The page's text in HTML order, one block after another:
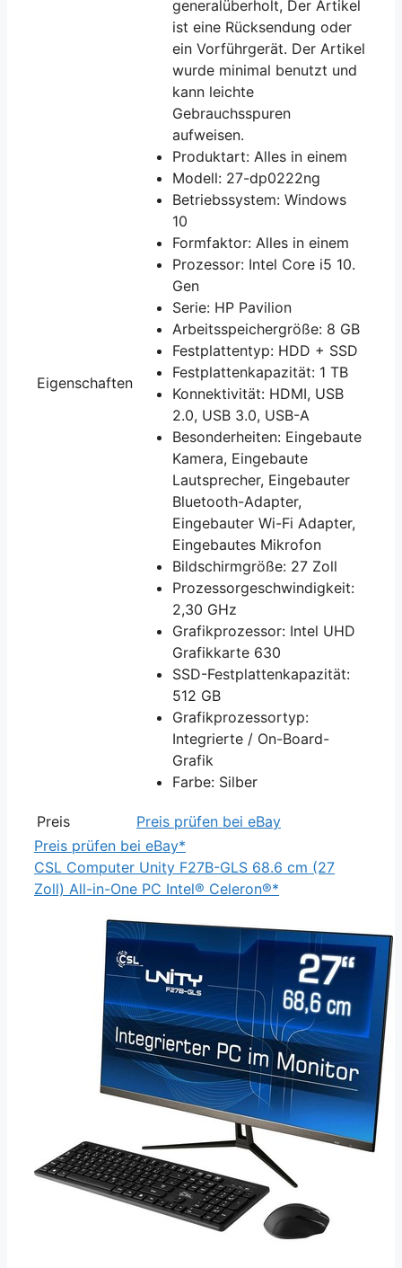
Eigenschaften
generalüberholt, Der Artikel
ist eine Rücksendung oder
ein Vorführgerät. Der Artikel
wurde minimal benutzt und
kann leichte
Gebrauchsspuren
aufweisen.
Produktart: Alles in einem
Modell: 27-dp0222ng
Betriebssystem: Windows
10
Formfaktor: Alles in einem
Prozessor: Intel Core i5 10.
Gen
Serie: HP Pavilion
Arbeitsspeichergröße: 8 GB
Festplattentyp: HDD + SSD
Festplattenkapazität: 1 TB
Konnektivität: HDMI, USB
2.0, USB 3.0, USB-A
Besonderheiten: Eingebaute
Kamera, Eingebaute
Lautsprecher, Eingebauter
Bluetooth-Adapter,
Eingebauter Wi-Fi Adapter,
Eingebautes Mikrofon
Bildschirmgröße: 27 Zoll
Prozessorgeschwindigkeit:
2,30 GHz
Grafikprozessor: Intel UHD
Grafikkarte 630
SSD-Festplattenkapazität:
512 GB
Grafikprozessortyp:
Integrierte / On-Board-
Grafik
Farbe: Silber
Preis
Preis prüfen bei eBay
Preis prüfen bei eBay*
CSL Computer Unity F27B-GLS 68.6 cm (27
Zoll) All-in-One PC Intel® Celeron®*